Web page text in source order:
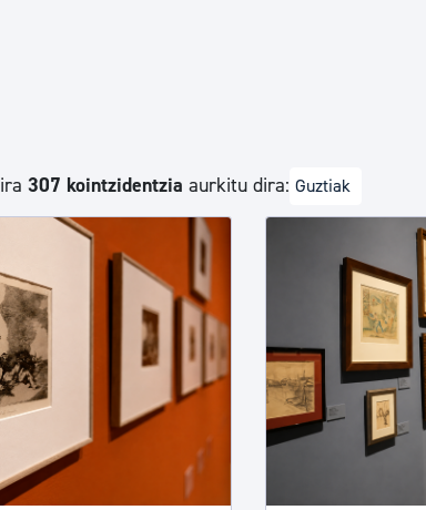
Kultura
Turismoa
307 kointzidentzia aurkitu dira: Guztiak